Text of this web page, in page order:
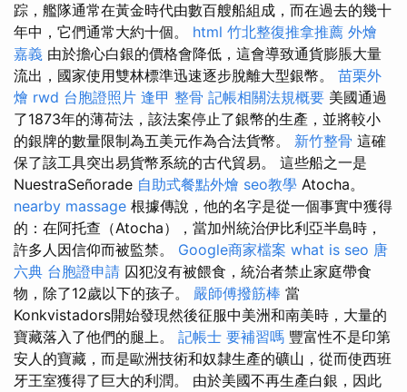
踪，艦隊通常在黃金時代由數百艘船組成，而在過去的幾十
年中，它們通常大約十個。 html 竹北整復推拿推薦 外燴
嘉義 由於擔心白銀的價格會降低，這會導致通貨膨脹大量
流出，國家使用雙林標準迅速逐步脫離大型銀幣。 苗栗外
燴 rwd 台胞證照片 逢甲 整骨 記帳相關法規概要 美國通過
了1873年的薄荷法，該法案停止了銀幣的生產，並將較小
的銀牌的數量限制為五美元作為合法貨幣。 新竹整骨 這確
保了該工具突出易貨幣系統的古代貿易。 這些船之一是
NuestraSeñorade 自助式餐點外燴 seo教學 Atocha。
nearby massage 根據傳說，他的名字是從一個事實中獲得
的：在阿托查（Atocha），當加州統治伊比利亞半島時，
許多人因信仰而被監禁。 Google商家檔案 what is seo 唐
六典 台胞證申請 囚犯沒有被餵食，統治者禁止家庭帶食
物，除了12歲以下的孩子。 嚴師傅撥筋棒 當
Konkvistadors開始發現然後征服中美洲和南美時，大量的
寶藏落入了他們的腿上。 記帳士 要補習嗎 豐富性不是印第
安人的寶藏，而是歐洲技術和奴隸生產的礦山，從而使西班
牙王室獲得了巨大的利潤。 由於美國不再生產白銀，因此